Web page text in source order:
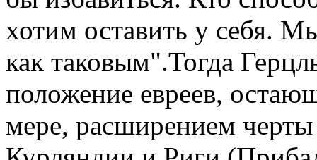
хотим оставить у себя.
как таковым".Тогда
положение евреев,
мере, расширением